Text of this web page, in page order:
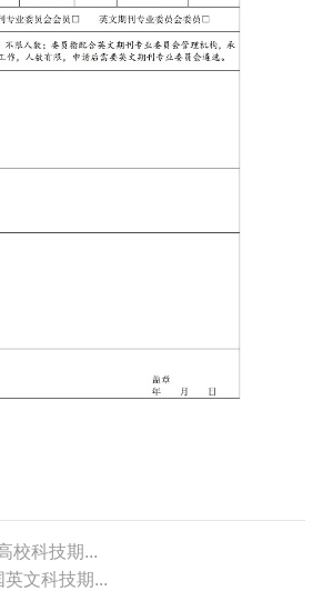
校科技期...
文科技期...